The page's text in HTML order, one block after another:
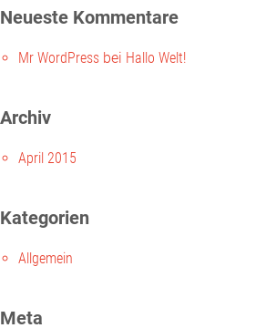
Neueste Kommentare
Mr WordPress bei Hallo Welt!
Archiv
April 2015
Kategorien
Allgemein
Meta